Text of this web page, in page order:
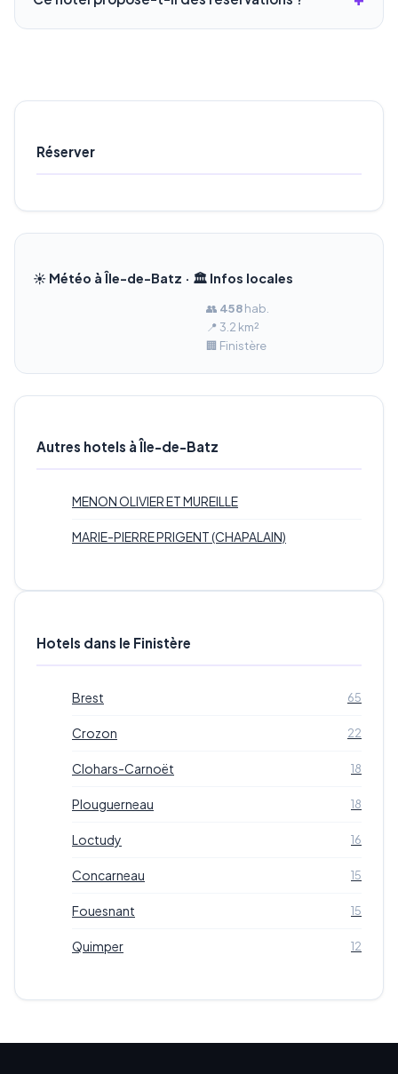
Réserver
☀️ Météo à Île-de-Batz · 🏛️ Infos locales
👥 458hab.
📍 3.2 km²
🏢 Finistère
Autres hotels à Île-de-Batz
MENON OLIVIER ET MUREILLE
MARIE-PIERRE PRIGENT (CHAPALAIN)
Hotels dans le Finistère
Brest 65
Crozon 22
Clohars-Carnoët 18
Plouguerneau 18
Loctudy 16
Concarneau 15
Fouesnant 15
Quimper 12